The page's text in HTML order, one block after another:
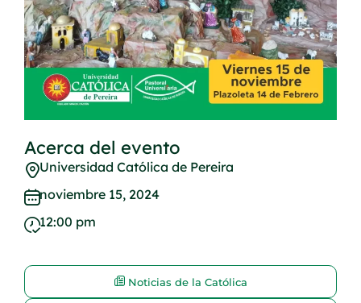
Acerca del evento
Universidad Católica de Pereira
noviembre 15, 2024
12:00 pm
Noticias de la Católica